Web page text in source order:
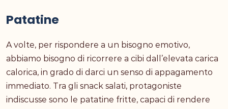
Patatine
A volte, per rispondere a un bisogno emotivo,
abbiamo bisogno di ricorrere a cibi dall’elevata carica
calorica, in grado di darci un senso di appagamento
immediato. Tra gli snack salati, protagoniste
indiscusse sono le patatine fritte, capaci di rendere